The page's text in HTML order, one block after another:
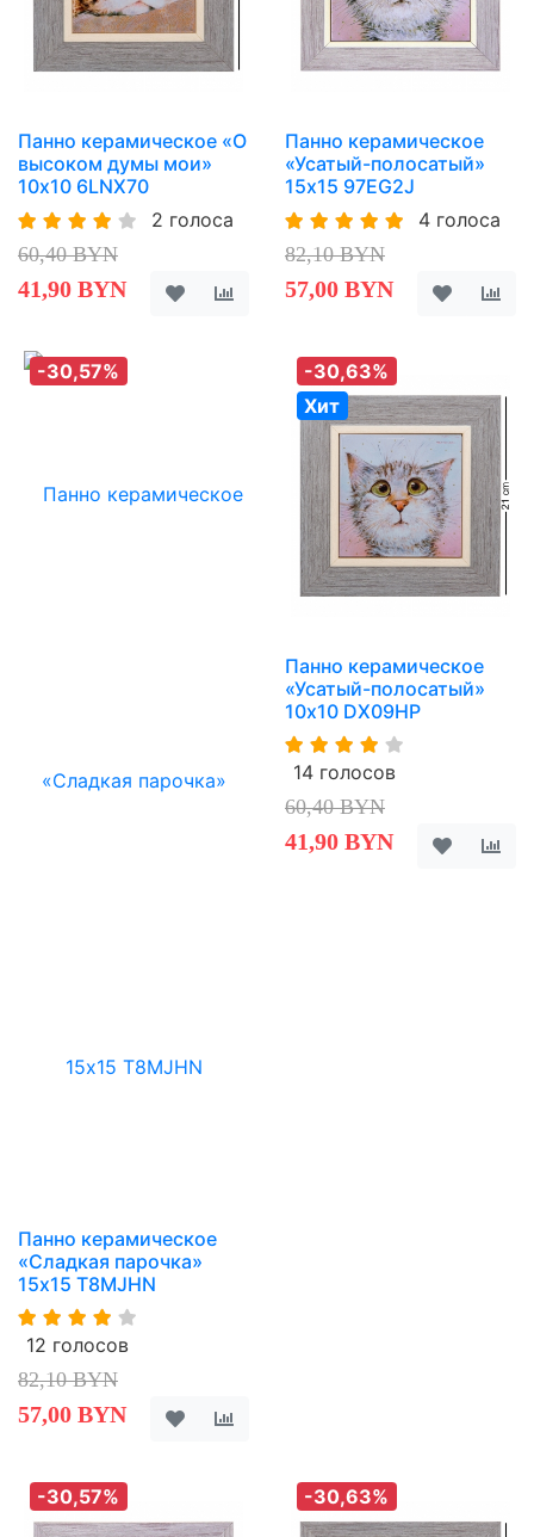
Панно керамическое «О
высоком думы мои»
10х10 6LNX70
2 голоса
60,40 BYN
41,90 BYN
Панно керамическое
«Усатый-полосатый»
15х15 97EG2J
4 голоса
82,10 BYN
57,00 BYN
-30,57%
Панно керамическое
«Сладкая парочка»
15х15 T8MJHN
12 голосов
82,10 BYN
57,00 BYN
-30,63%
Хит
Панно керамическое
«Усатый-полосатый»
10х10 DX09HP
14 голосов
60,40 BYN
41,90 BYN
-30,57% -30,63%